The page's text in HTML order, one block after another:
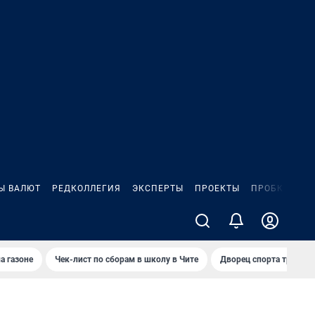
ВАЛЮТ РЕДКОЛЛЕГИЯ ЭКСПЕРТЫ ПРОЕКТЫ ПРОБКИ
газоне Чек-лист по сборам в школу в Чите Дворец спорта